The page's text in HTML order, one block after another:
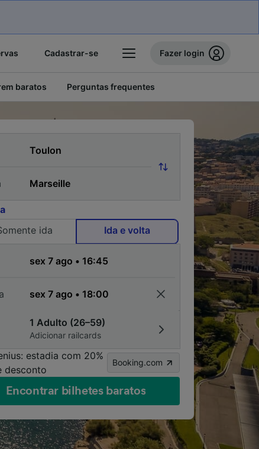
Cadastrar-se Fazer login
baratos Perguntas frequentes
ida
Ida e volta
1 Adulto (26–59)
Adicionar railcards
estadia com 20%
desconto
Booking.com
Encontrar bilhetes baratos